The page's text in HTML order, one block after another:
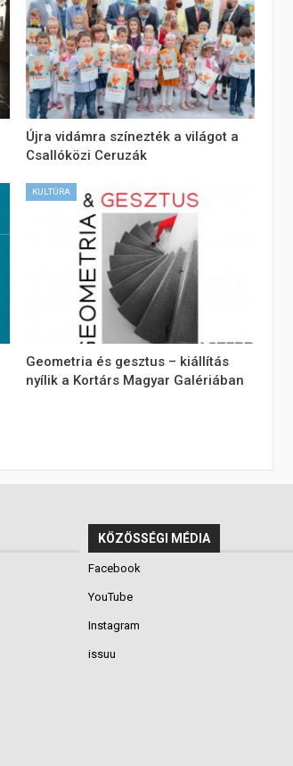
Újra vidámra színezték a világot a
Csallóközi Ceruzák
KULTÚRA
Geometria és gesztus – kiállítás
nyílik a Kortárs Magyar Galériában
KÖZÖSSÉGI MÉDIA
Facebook
YouTube
Instagram
issuu